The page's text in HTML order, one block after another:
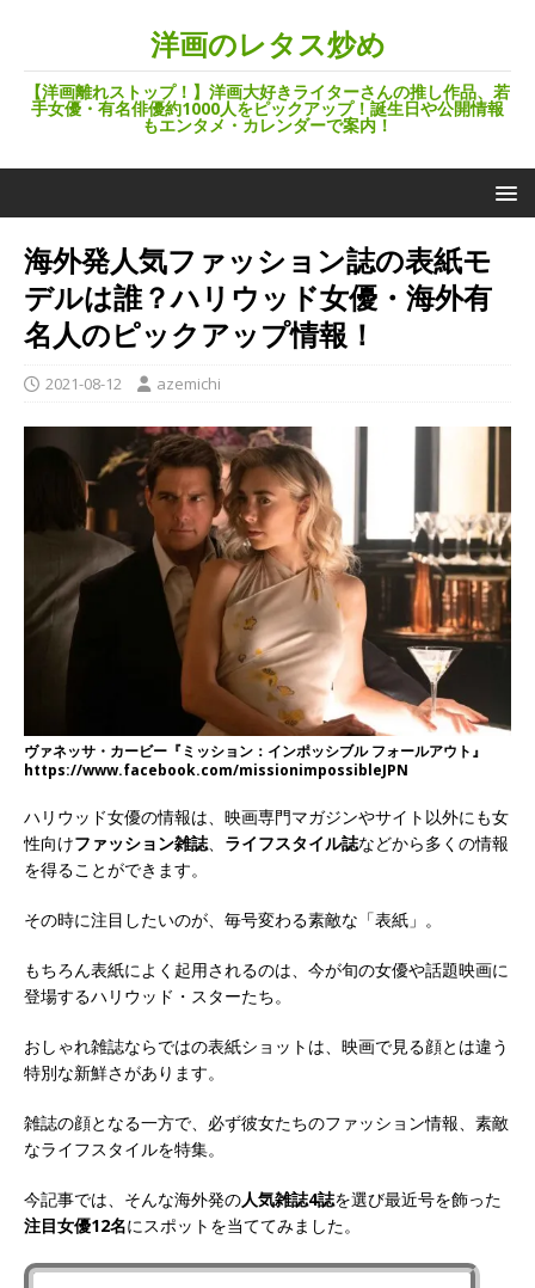
洋画のレタス炒め
【洋画離れストップ！】洋画大好きライターさんの推し作品、若
手女優・有名俳優約1000人をピックアップ！誕生日や公開情報
もエンタメ・カレンダーで案内！
海外発人気ファッション誌の表紙モ
デルは誰？ハリウッド女優・海外有
名人のピックアップ情報！
2021-08-12 azemichi
ヴァネッサ・カービー『ミッション：インポッシブル フォールアウト』
https://www.facebook.com/missionimpossibleJPN
ハリウッド女優の情報は、映画専門マガジンやサイト以外にも女
性向けファッション雑誌、 ライフスタイル誌などから多くの情報
を得ることができます。
その時に注目したいのが、毎号変わる素敵な「表紙」。
もちろん表紙によく起用されるのは、今が旬の女優や話題映画に
登場するハリウッド・スターたち。
おしゃれ雑誌ならではの表紙ショットは、映画で見る顔とは違う
特別な新鮮さがあります。
雑誌の顔となる一方で、必ず彼女たちのファッション情報、素敵
なライフスタイルを特集。
今記事では、そんな海外発の人気雑誌4誌を選び最近号を飾った
注目女優12名にスポットを当ててみました。